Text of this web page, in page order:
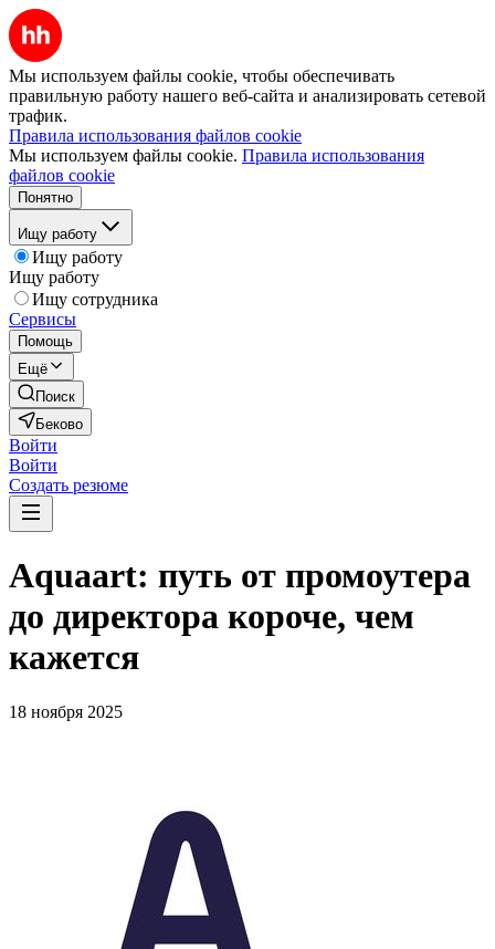
Мы используем файлы cookie, чтобы обеспечивать
правильную работу нашего веб-сайта и анализировать сетевой
трафик.
Правила использования файлов cookie
Мы используем файлы cookie. Правила использования
файлов cookie
Понятно
Ищу работу
Ищу работу
Ищу работу
Ищу сотрудника
Сервисы
Помощь
Ещё
Поиск
Беково
Войти
Войти
Создать резюме
Aquaart: путь от промоутера
до директора короче, чем
кажется
18 ноября 2025